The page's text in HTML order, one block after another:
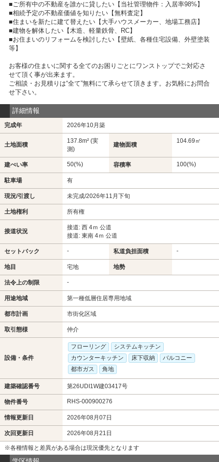
■ご所有中の不動産を誰かに貸したい【当社管理物件：入居率98%】
■相続予定の不動産価値を知りたい【無料査定】
■住まいを新たに建て替えたい【大手ハウスメーカー、地場工務店】
■建物を解体したい【木造、軽量鉄骨、RC】
■お住まいのリフォームを検討したい【壁紙、各種住宅設備、外壁塗装
等】
お客様の住まいに関する全てのお困りごとにワンストップでご対応さ
せて頂く事が出来ます。
ご相談・お見積りは“全て”無料にて承らせて頂きます。お気軽にお問合
せ下さい。
詳細情報
完成年 2026年10月築
土地面積
137.8m² (実
測)
建物面積
104.69㎡
建ぺい率 50(%) 容積率 100(%)
駐車場 有
現況/引渡し 未完成/2026年11月下旬
土地権利 所有権
接道状況
接道: 西 4ｍ 公道
接道: 東南 4ｍ 公道
セットバック - 私道負担面積 -
地目 宅地 地勢
法令上の制限 -
用途地域 第一種低層住居専用地域
都市計画 市街化区域
取引態様 仲介
設備・条件
フローリング
システムキッチン
カウンターキッチン
床下収納
バルコニー
都市ガス
角地
建築確認番号 第26UDI1W建03417号
物件番号 RHS-000900276
情報更新日 2026年08月07日
次回更新日 2026年08月21日
※各種情報と差異がある場合は現況優先となります